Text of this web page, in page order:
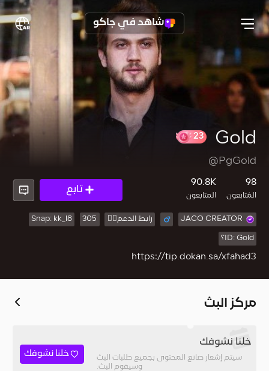
شاهد في جاكو
Gold
23
@PgGold
98
المُتابعون
90.8K
المتابعون
تابع
JACO CREATOR رابط الدعم👆🏼 305
Snap: kk_l8
ID: Gold؟
https://tip.dokan.sa/xfahad3
مركز البث
خلنا نشوفك
سيتم إشعار صانع المحتوى بجميع طلبات البث
وسيقوم البث.
خلنا نشوفك